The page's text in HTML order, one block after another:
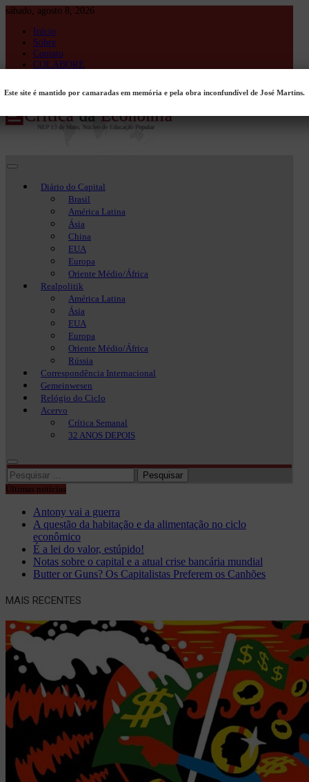
Skip
content
sábado, agosto 8, 2026
Início
Sobre
Contato
COLABORE
Crítica da Economia
Crítica da Economia
Diário do Capital
Brasil
América Latina
Ásia
China
EUA
Europa
Oriente Médio/África
Realpolitik
América Latina
Ásia
EUA
Europa
Oriente Médio/África
Rússia
Correspondência Internacional
Gemeinwesen
Relógio do Ciclo
Acervo
Crítica Semanal
32 ANOS DEPOIS
Pesquisar
por:
Últimas notícias
Antony vai a guerra
A questão da habitação e da alimentação no ciclo
econômico
É a lei do valor, estúpido!
Notas sobre o capital e a atual crise bancária mundial
Butter or Guns? Os Capitalistas Preferem os Canhões
MAIS RECENTES
Este site é mantido por camaradas em memória e pela obra inconfundível de José Martins.